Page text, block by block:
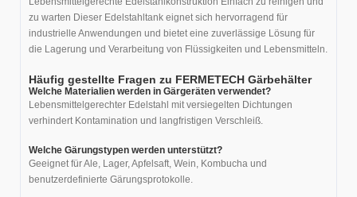
zu warten Dieser Edelstahltank eignet sich hervorragend für
industrielle Anwendungen und bietet eine zuverlässige Lösung für
die Lagerung und Verarbeitung von Flüssigkeiten und Lebensmitteln.
Häufig gestellte Fragen zu FERMETECH Gärbehälter
Welche Materialien werden in Gärgeräten verwendet?
Lebensmittelgerechter Edelstahl mit versiegelten Dichtungen
verhindert Kontamination und langfristigen Verschleiß.
Welche Gärungstypen werden unterstützt?
Geeignet für Ale, Lager, Apfelsaft, Wein, Kombucha und
benutzerdefinierte Gärungsprotokolle.